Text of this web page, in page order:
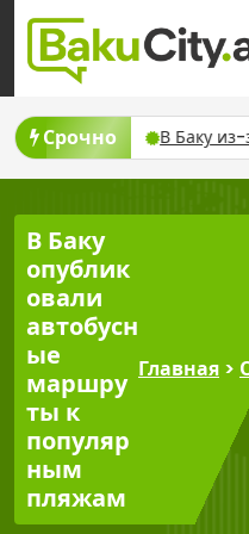
Skip
content
Срочно
отключат газ В Баку
В Баку
опублик
овали
автобусн
ые
маршру
ты к
популяр
ным
пляжам
Главная >